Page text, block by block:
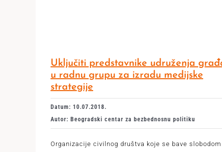
Uključiti predstavnike udruženja
u radnu grupu za izradu medijske
strategije
Datum: 10.07.2018.
Autor: Beogradski centar za bezbednosnu politiku
Organizacije civilnog društva koje se bave slobodom